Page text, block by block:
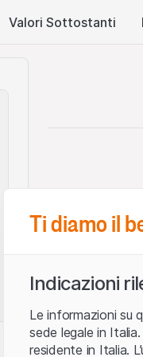
Valori Sottostanti
Ti diamo il
Indicazioni
Le informazioni su
sede legale in
residente in Italia.